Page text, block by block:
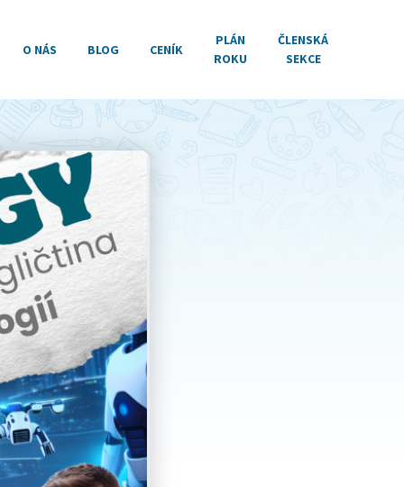
O NÁS BLOG CENÍK
PLÁN
ROKU
ČLENSKÁ
SEKCE